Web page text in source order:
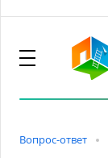
Вопрос-ответ